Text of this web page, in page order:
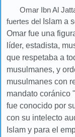
Omar Ibn Al
fuertes del Islam a
Omar fue una
líder, estadista,
que respetaba a
musulmanes, y
musulmanes con
mandato coránico "
fue conocido por
con su intelecto
Islam y para el